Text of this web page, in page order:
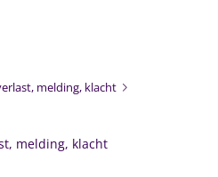
melding, klacht
melding, klacht